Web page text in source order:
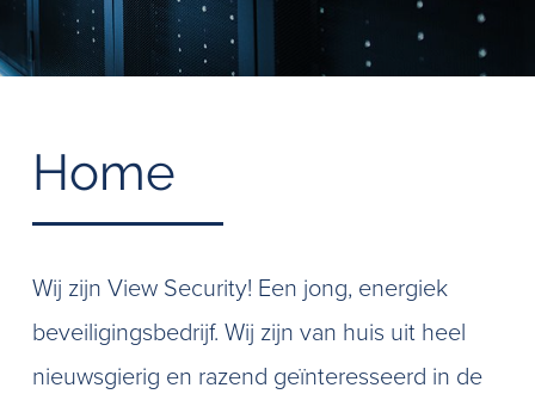
Home
Wij zijn View Security! Een jong, energiek
beveiligingsbedrijf. Wij zijn van huis uit heel
nieuwsgierig en razend geïnteresseerd in de